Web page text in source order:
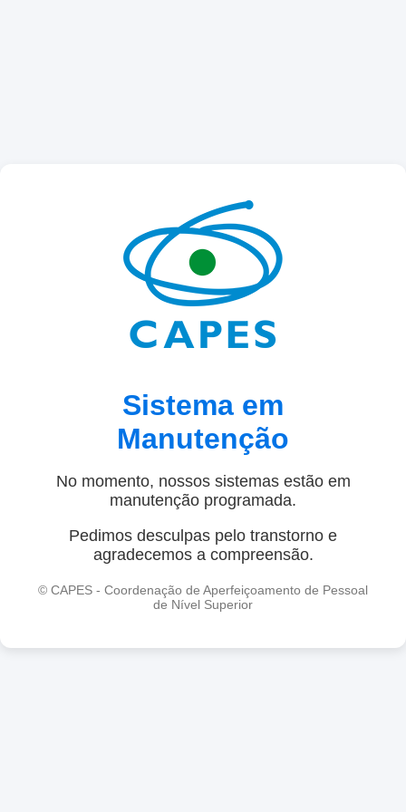
Sistema em
Manutenção
No momento, nossos sistemas estão em
manutenção programada.
Pedimos desculpas pelo transtorno e
agradecemos a compreensão.
© CAPES - Coordenação de Aperfeiçoamento de Pessoal
de Nível Superior